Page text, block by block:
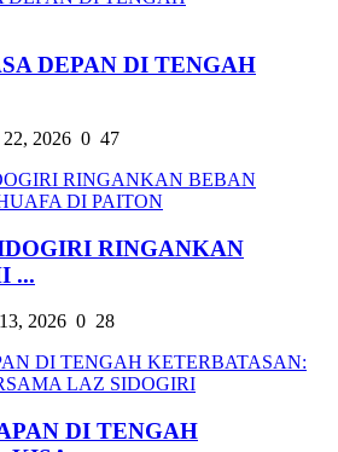
DEPAN DI TENGAH
22, 2026 0 47
RINGANKAN
...
2026 0 28
DI TENGAH